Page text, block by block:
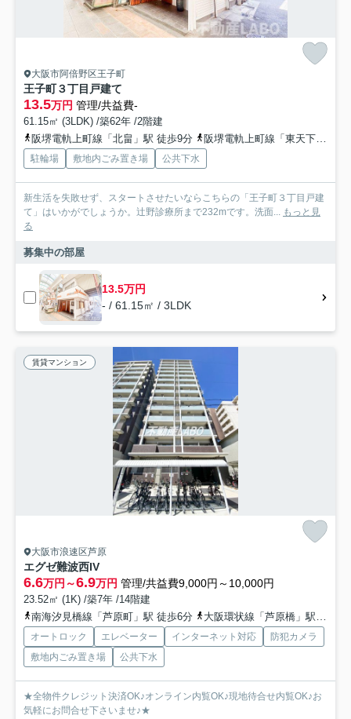
大阪市阿倍野区王子町
王子町３丁目戸建て
13.5万円 管理/共益費-
61.15㎡ (3LDK) /築62年 /2階建
阪堺電軌上町線「北畠」駅 徒歩9分
阪堺電軌上町線「東天下茶屋」駅 徒歩9分
駐輪場 敷地内ごみ置き場 公共下水
新生活を失敗せず、スタートさせたいならこちらの「王子町３丁目戸建
て」はいかがでしょうか。辻野診療所まで232mです。洗面... もっと見
る
募集中の部屋
13.5万円
- / 61.15㎡ / 3LDK
賃貸マンション
大阪市浪速区芦原
エグゼ難波西IV
6.6万円～6.9万円 管理/共益費9,000円～10,000円
23.52㎡ (1K) /築7年 /14階建
南海汐見橋線「芦原町」駅 徒歩6分
大阪環状線「芦原橋」駅 徒歩7分
オートロック エレベーター インターネット対応
防犯カメラ
敷地内ごみ置き場
公共下水
★全物件クレジット決済OK♪オンライン内覧OK♪現地待合せ内覧OK♪お
気軽にお問合せ下さいませ♪★